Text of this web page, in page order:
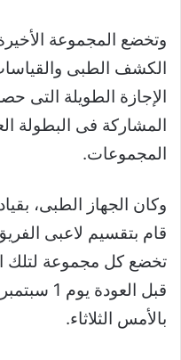
وتخضع المجموعة
الكشف الطبى
الإجازة الطويلة التى
المشاركة فى البطولة
المجموعات.
وكان الجهاز الطبى،
قام بتقسيم لاعبى
تخضع كل مجموعة لتلك
قبل
بالأمس الثلاثاء.